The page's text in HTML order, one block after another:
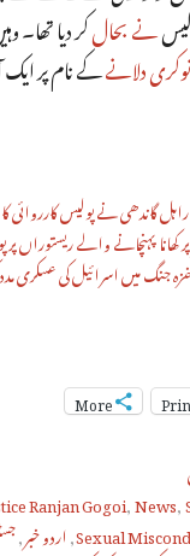
نے بحال
نوکری دلانےکے نام پر
گاندھی نے پولیس
پہنچانے والے ریستوراں پر
میں اسرائیل کی عسکری
More
Ranjan Gogoi,News,
Sexual
,اردو خبر,